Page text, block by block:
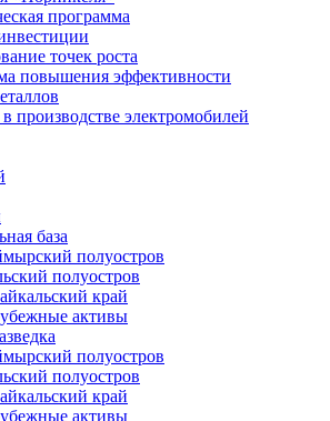
программа
точек роста
повышения эффективности
производстве электромобилей
база
полуостров
полуостров
край
активы
полуостров
полуостров
край
активы